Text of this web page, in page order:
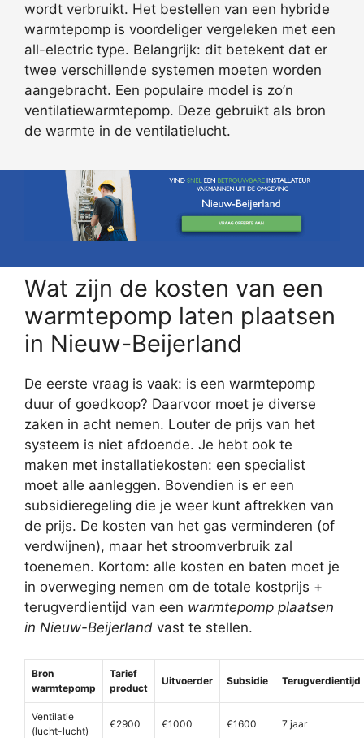
wordt verbruikt. Het bestellen van een hybride
warmtepomp is voordeliger vergeleken met een
all-electric type. Belangrijk: dit betekent dat er
twee verschillende systemen moeten worden
aangebracht. Een populaire model is zo’n
ventilatiewarmtepomp. Deze gebruikt als bron
de warmte in de ventilatielucht.
Wat zijn de kosten van een
warmtepomp laten plaatsen
in Nieuw-Beijerland
De eerste vraag is vaak: is een warmtepomp
duur of goedkoop? Daarvoor moet je diverse
zaken in acht nemen. Louter de prijs van het
systeem is niet afdoende. Je hebt ook te
maken met installatiekosten: een specialist
moet alle aanleggen. Bovendien is er een
subsidieregeling die je weer kunt aftrekken van
de prijs. De kosten van het gas verminderen (of
verdwijnen), maar het stroomverbruik zal
toenemen. Kortom: alle kosten en baten moet je
in overweging nemen om de totale kostprijs +
terugverdientijd van een warmtepomp plaatsen
in Nieuw-Beijerland vast te stellen.
Bron
warmtepomp
Tarief
product
Uitvoerder Subsidie Terugverdientijd
Ventilatie
(lucht-lucht)
€2900 €1000 €1600 7 jaar